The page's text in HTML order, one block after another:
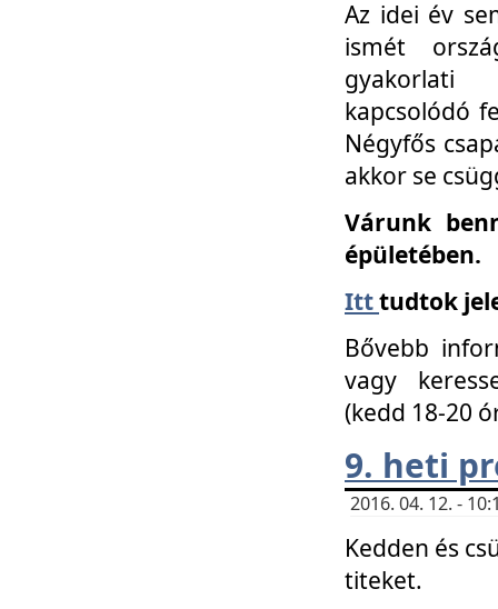
Az idei év
ismét
gyakorlati
kapcsolódó
Négyfős
akkor se
Várunk
épületében.
Itttudtok
Bővebb
vagy
(kedd 18-20
9. heti
2016. 04. 12. -
Kedden és
titeket.